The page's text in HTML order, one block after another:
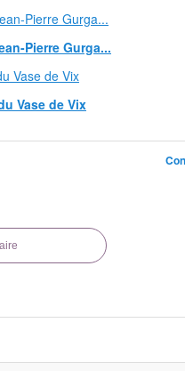
Pierre Gurga...
Vase de Vix